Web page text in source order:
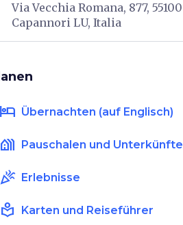
Via Vecchia Romana, 877, 55100
Capannori LU, Italia
hotel Übernachten (auf Englisch)
holiday_village Pauschalen und Unterkünfte
celebration Erlebnisse
local_library Karten und Reiseführer